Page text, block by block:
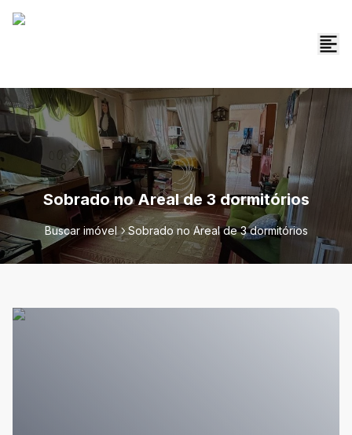
Sobrado no Areal de 3 dormitórios
Buscar imóvel Sobrado no Areal de 3 dormitórios